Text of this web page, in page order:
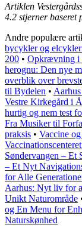
Artiklen
4.2 stjerner baseret
Andre populære
bycykler og
200 • Opkrævning i
herognu: Den nye
overblik over
til Bydelen •
Vestre Kirkegård i
hurtig og nem test
Fra Musiker til
praksis • Vaccine
Søndervangen – Et
– Et Nyt
for Alle
Aarhus: Nyt liv for
Unikt Naturområde
og En Menu for
Naturskønhed